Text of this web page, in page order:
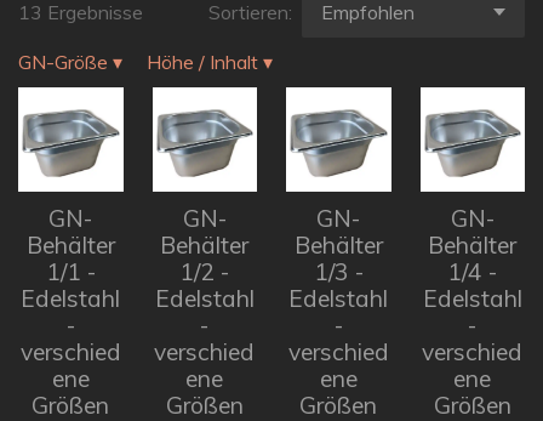
13 Ergebnisse Sortieren:
GN-Größe ▾ Höhe / Inhalt ▾
GN-
Behälter
1/1 -
Edelstahl
-
verschied
ene
Größen
GN-
Behälter
1/2 -
Edelstahl
-
verschied
ene
Größen
GN-
Behälter
1/3 -
Edelstahl
-
verschied
ene
Größen
GN-
Behälter
1/4 -
Edelstahl
-
verschied
ene
Größen